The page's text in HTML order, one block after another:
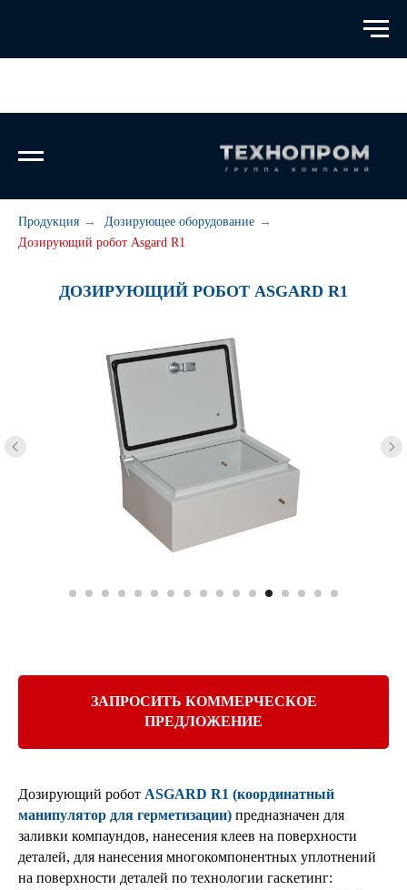
Продукция → Дозирующее оборудование →
Дозирующий робот Asgard R1
ДОЗИРУЮЩИЙ РОБОТ ASGARD R1
ЗАПРОСИТЬ КОММЕРЧЕСКОЕ
ПРЕДЛОЖЕНИЕ
Дозирующий робот ASGARD R1 (координатный
манипулятор для герметизации) предназначен для
заливки компаундов, нанесения клеев на поверхности
деталей, для нанесения многокомпонентных уплотнений
на поверхности деталей по технологии гаскетинг: